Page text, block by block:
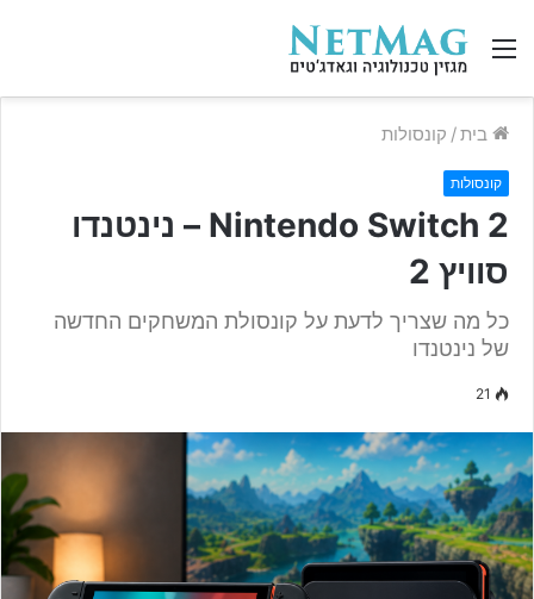
תפריט
בית/ קונסולות
קונסולות
Nintendo Switch 2 – נינטנדו
סוויץ 2
כל מה שצריך לדעת על קונסולת המשחקים החדשה
של נינטנדו
21